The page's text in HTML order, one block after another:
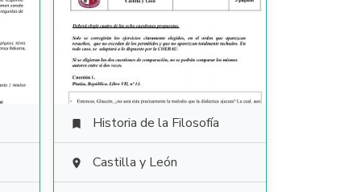
 Historia de la Filosofía
 Castilla y León